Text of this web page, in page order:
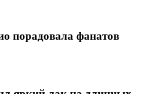
порадовала фанатов